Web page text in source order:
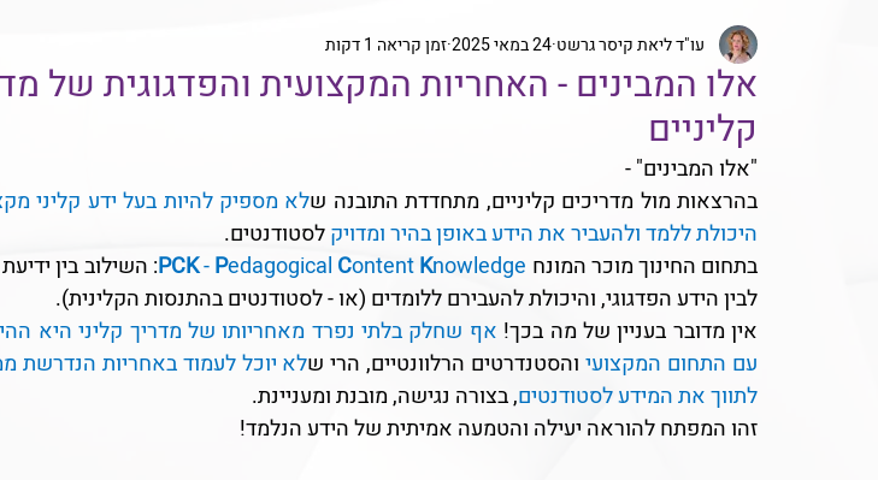
טכנולוגיה, טלמדיסין ורשתות חברתיות ניהול תקשורת בין מטפל למטופל
ניהול סיכונים, איכות ובטיחות הטיפול
אלו המבינים - האחריות המקצועית והפדגוגית של
קליניים
עו"ד ליאת קיסר גרשט 24 במאי 2025 זמן קריאה 1 דקות
"אלו המבינים" -
בהרצאות מול מדריכים קליניים, מתחדדת התובנה ש
היכולת ללמד ולהעביר את הידע באופן בהיר ומדויק לסטודנטים.
בתחום החינוך מוכר המונח
PCK - Pedagogical Content Knowledge
לבין הידע הפדגוגי, והיכולת להעבירם ללומדים (או - לסטודנטים בהתנסות הקלינית).
אין מדובר בעניין של מה בכך!
עם התחום המקצועי והסטנדרטים הרלוונטיים, הרי ש
לתווך את המידע לסטודנטים, בצורה נגישה, מובנת ומעניינת.
זהו המפתח להוראה יעילה והטמעה אמיתית של הידע הנלמד!